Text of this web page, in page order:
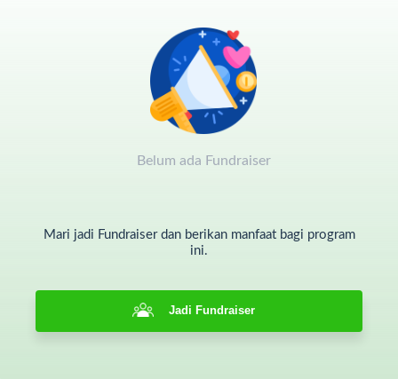
Belum ada Fundraiser
Mari jadi Fundraiser dan berikan manfaat bagi program
ini.
Jadi Fundraiser